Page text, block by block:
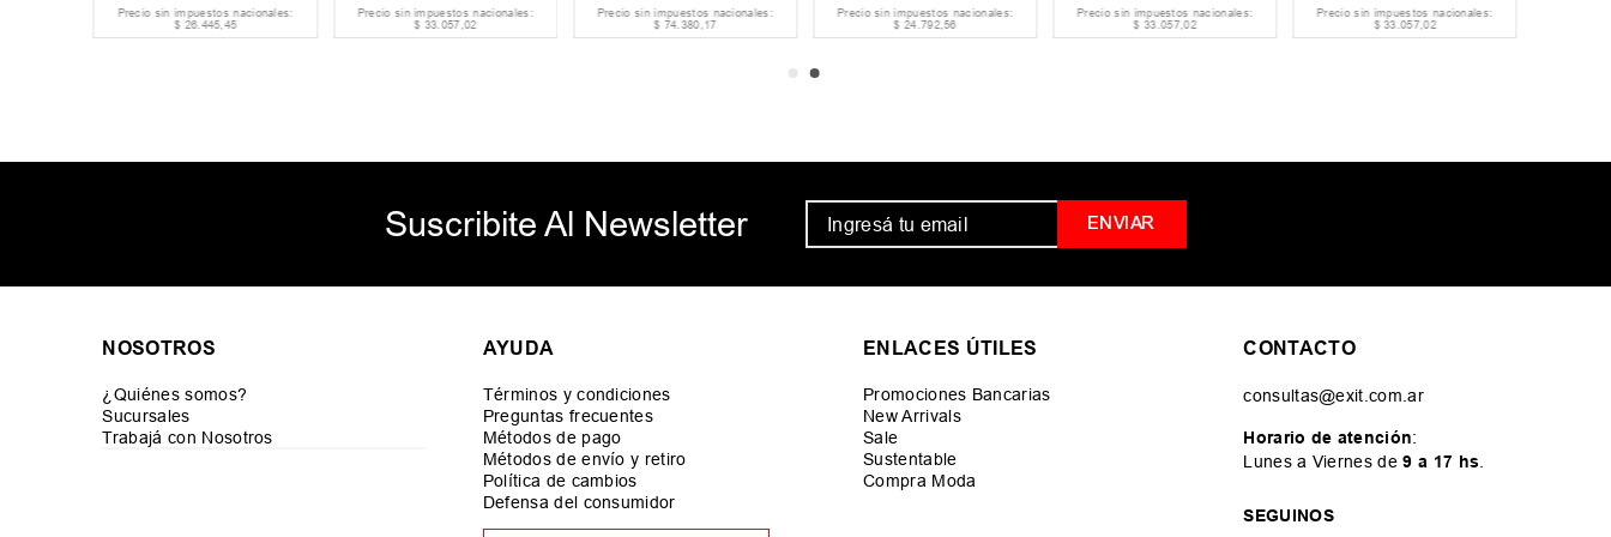
Precio sin impuestos nacionales:
$ 26.445,45
Precio sin impuestos nacionales:
$ 33.057,02
Precio sin impuestos nacionales:
$ 74.380,17
Precio sin impuestos nacionales:
$ 24.792,56
Precio sin impuestos nacionales:
$ 33.057,02
Precio sin impuestos nacionales:
$ 33.057,02
Suscribite Al Newsletter ENVIAR
NOSOTROS
¿Quiénes somos?
Sucursales
Trabajá con Nosotros
AYUDA
Términos y condiciones
Preguntas frecuentes
Métodos de pago
Métodos de envío y retiro
Política de cambios
Defensa del consumidor
ENLACES ÚTILES
Promociones Bancarias
New Arrivals
Sale
Sustentable
Compra Moda
CONTACTO
consultas@exit.com.ar
Horario de atención:
Lunes a Viernes de9 a 17 hs
SEGUINOS